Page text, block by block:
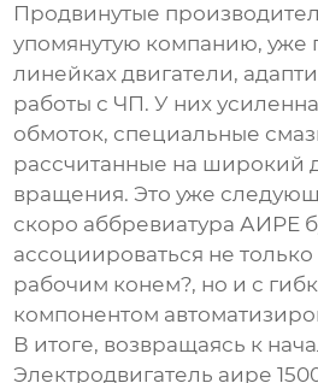
Продвинутые
упомянутую компанию, уже
линейках двигатели,
работы с ЧП. У них
обмоток, специальные
рассчитанные на широкий
вращения. Это уже
скоро аббревиатура АИРЕ
ассоциироваться не
рабочим конем?, но и с
компонентом
В итоге, возвращаясь к
Электродвигатель аире